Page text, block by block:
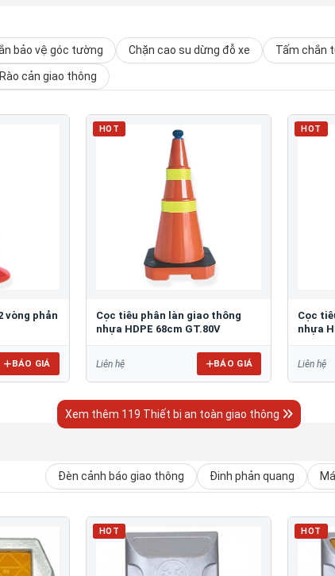
bảo vệ góc tường Chặn cao su dừng đỗ xe Tấm chắn
Rào cản giao thông
vòng phản
BÁO GIÁ
HOT
Cọc tiêu phân làn giao thông
nhựa HDPE 68cm GT.80V
Liên hệ BÁO GIÁ
HOT
Cọc
nhựa
Liên hệ
Xem thêm 119 Thiết bị an toàn giao thông
Đèn cảnh báo giao thông Đinh phản quang
HOT HOT